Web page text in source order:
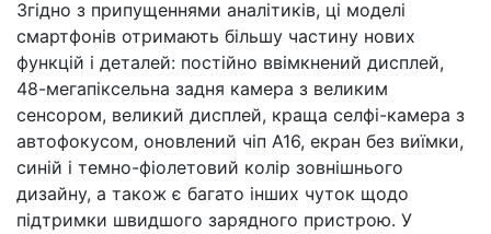
Згідно з припущеннями аналітиків, ці моделі
смартфонів отримають більшу частину нових
функцій і деталей: постійно ввімкнений дисплей,
48-мегапіксельна задня камера з великим
сенсором, великий дисплей, краща селфі-камера з
автофокусом, оновлений чіп A16, екран без виїмки,
синій і темно-фіолетовий колір зовнішнього
дизайну, а також є багато інших чуток щодо
підтримки швидшого зарядного пристрою. У